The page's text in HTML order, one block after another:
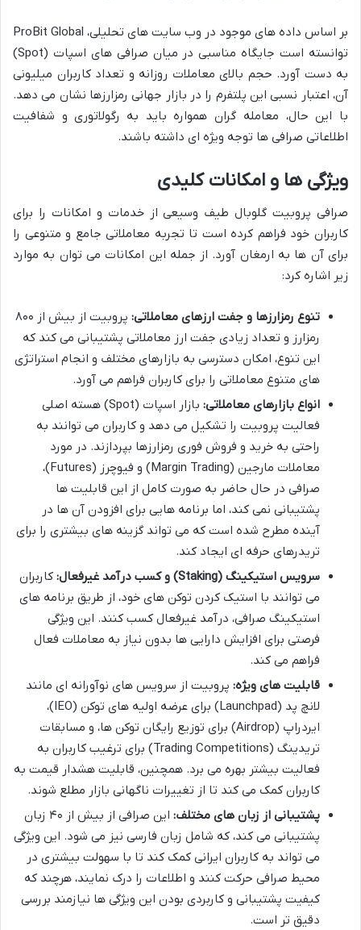
بر اساس داده های موجود در وب سایت های تحلیلی، ProBit Global
توانسته است جایگاه مناسبی در میان صرافی های اسپات (Spot)
به دست آورد. حجم بالای معاملات روزانه و تعداد کاربران میلیونی
آن، اعتبار نسبی این پلتفرم را در بازار جهانی رمزارزها نشان می دهد.
با این حال، معامله گران همواره باید به رگولاتوری و شفافیت
اطلاعاتی صرافی ها توجه ویژه ای داشته باشند.
ویژگی ها و امکانات کلیدی
صرافی پروبیت گلوبال طیف وسیعی از خدمات و امکانات را برای
کاربران خود فراهم کرده است تا تجربه معاملاتی جامع و متنوعی را
برای آن ها به ارمغان آورد. از جمله این امکانات می توان به موارد
زیر اشاره کرد:
تنوع رمزارزها و جفت ارزهای معاملاتی:
پروبیت از بیش از ۸۰۰
رمزارز و تعداد زیادی جفت ارز معاملاتی پشتیبانی می کند که
این تنوع، امکان دسترسی به بازارهای مختلف و انجام استراتژی
های متنوع معاملاتی را برای کاربران فراهم می آورد.
انواع بازارهای معاملاتی:
بازار اسپات (Spot) هسته اصلی
فعالیت پروبیت را تشکیل می دهد و کاربران می توانند به
راحتی به خرید و فروش فوری رمزارزها بپردازند. در مورد
معاملات مارجین (Margin Trading) و فیوچرز (Futures)،
صرافی در حال حاضر به صورت کامل از این قابلیت ها
پشتیبانی نمی کند، اما برنامه هایی برای افزودن آن ها در
آینده مطرح شده است که می تواند گزینه های بیشتری را برای
تریدرهای حرفه ای ایجاد کند.
سرویس استیکینگ (Staking) و کسب درآمد غیرفعال:
کاربران
می توانند با استیک کردن توکن های خود، از طریق برنامه های
استیکینگ صرافی، درآمد غیرفعال کسب کنند. این ویژگی
فرصتی برای افزایش دارایی ها بدون نیاز به معاملات فعال
فراهم می کند.
قابلیت های ویژه: پروبیت از سرویس های نوآورانه ای مانند
لانچ پد (Launchpad) برای عرضه اولیه های توکن (IEO)،
ایردراپ (Airdrop) برای توزیع رایگان توکن ها، و مسابقات
تریدینگ (Trading Competitions) برای ترغیب کاربران به
فعالیت بیشتر بهره می برد. همچنین، قابلیت هشدار قیمت به
کاربران کمک می کند تا از تغییرات ناگهانی بازار مطلع شوند.
پشتیبانی از زبان های مختلف:
این صرافی از بیش از ۴۰ زبان
پشتیبانی می کند، که شامل زبان فارسی نیز می شود. این ویژگی
می تواند به کاربران ایرانی کمک کند تا با سهولت بیشتری در
محیط صرافی حرکت کنند و اطلاعات را درک نمایند، هرچند که
کیفیت پشتیبانی و کاربردی بودن این ویژگی ها نیازمند بررسی
دقیق تر است.